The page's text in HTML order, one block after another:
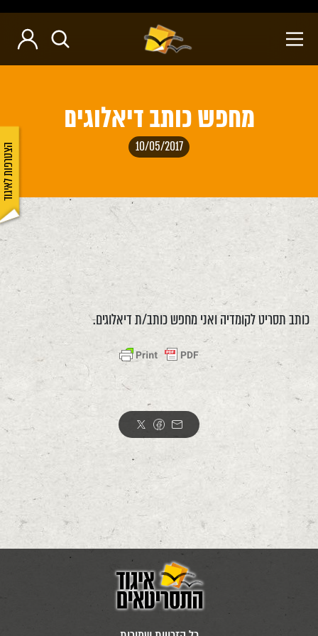
הצטרפות לאיגוד
מחפש כותב דיאלוגים
10/05/2017
כותב תסריט לקומדיה ואני מחפש כותב/ת דיאלוגים.